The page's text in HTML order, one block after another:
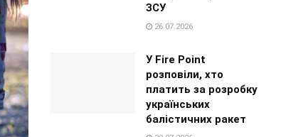
ЗСУ
26.07.2026
У Fire Point
розповіли, хто
платить за розробку
українських
балістичних ракет